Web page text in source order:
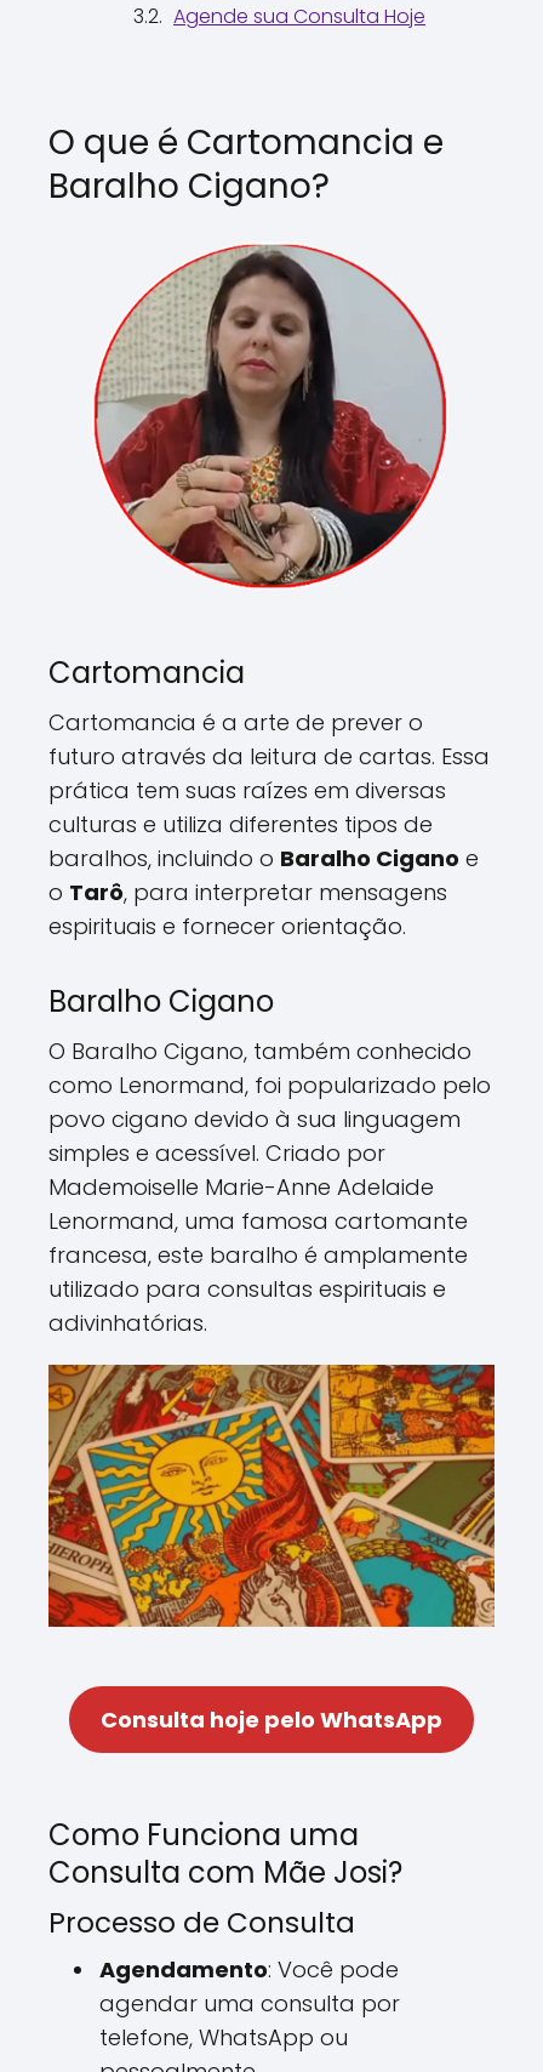
Agende sua Consulta Hoje
O que é Cartomancia e
Baralho Cigano?
Cartomancia
Cartomancia é a arte de prever o
futuro através da leitura de cartas. Essa
prática tem suas raízes em diversas
culturas e utiliza diferentes tipos de
baralhos, incluindo o Baralho Cigano e
o Tarô, para interpretar mensagens
espirituais e fornecer orientação.
Baralho Cigano
O Baralho Cigano, também conhecido
como Lenormand, foi popularizado pelo
povo cigano devido à sua linguagem
simples e acessível. Criado por
Mademoiselle Marie-Anne Adelaide
Lenormand, uma famosa cartomante
francesa, este baralho é amplamente
utilizado para consultas espirituais e
adivinhatórias.
Consulta hoje pelo WhatsApp
Como Funciona uma
Consulta com Mãe Josi?
Processo de Consulta
Agendamento: Você pode
agendar uma consulta por
telefone, WhatsApp ou